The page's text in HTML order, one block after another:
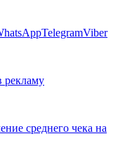
TelegramViber
рекламу
среднего чека на